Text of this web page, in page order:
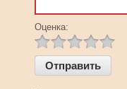
Оценка: